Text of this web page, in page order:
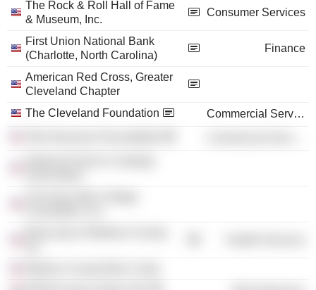
The Rock & Roll Hall of Fame
& Museum, Inc.
Consumer Services
First Union National Bank
(Charlotte, North Carolina)
Finance
American Red Cross, Greater
Cleveland Chapter
The Cleveland Foundation
Commercial Services